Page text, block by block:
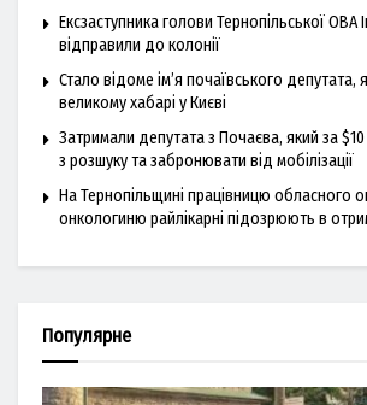
Ексзаступника голови Тернопільської ОВА
відправили до колонії
Стало відоме ім’я почаївського депутата,
великому хабарі у Києві
Затримали депутата з Почаєва, який за $10
з розшуку та забронювати від мобілізації
На Тернопільщині працівницю обласного
онкологиню райлікарні підозрюють в
Популярне